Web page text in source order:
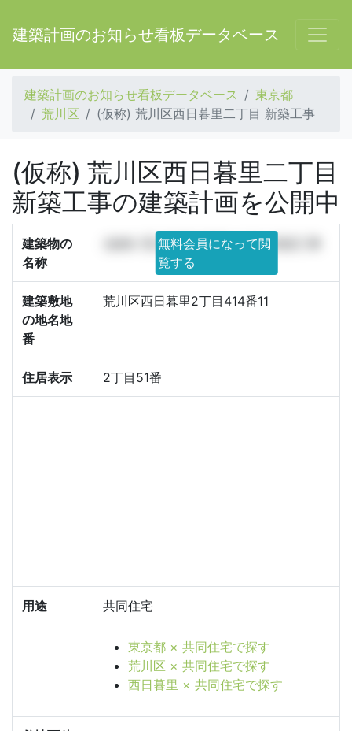
建築計画のお知らせ看板データベース
建築計画のお知らせ看板データベース
東京都
荒川区
(仮称) 荒川区西日暮里二丁目 新築工事
(仮称) 荒川区西日暮里二丁目
新築工事の建築計画を公開中
建築物の
名称
(仮称) 荒川区西日暮里二丁目 新築工事
無料会員になって閲
覧する
建築敷地
の地名地
番
荒川区西日暮里2丁目414番11
住居表示 2丁目51番
用途 共同住宅
東京都 × 共同住宅で探す
荒川区 × 共同住宅で探す
西日暮里 × 共同住宅で探す